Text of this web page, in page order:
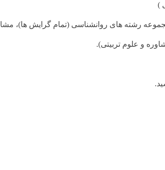
روانشناسی (تمام گرایش ها)، مشاوره و علوم
تربیتی).